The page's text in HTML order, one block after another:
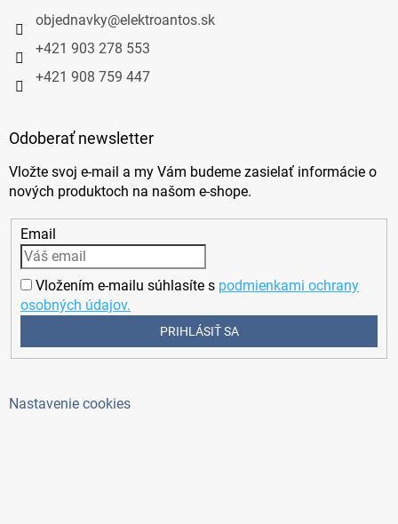
objednavky@elektroantos.sk
+421 903 278 553
+421 908 759 447
Odoberať newsletter
Vložte svoj e-mail a my Vám budeme zasielať informácie o
nových produktoch na našom e-shope.
Email
Vložením e-mailu súhlasíte s podmienkami ochrany
osobných údajov.
PRIHLÁSIŤ SA
Nastavenie cookies